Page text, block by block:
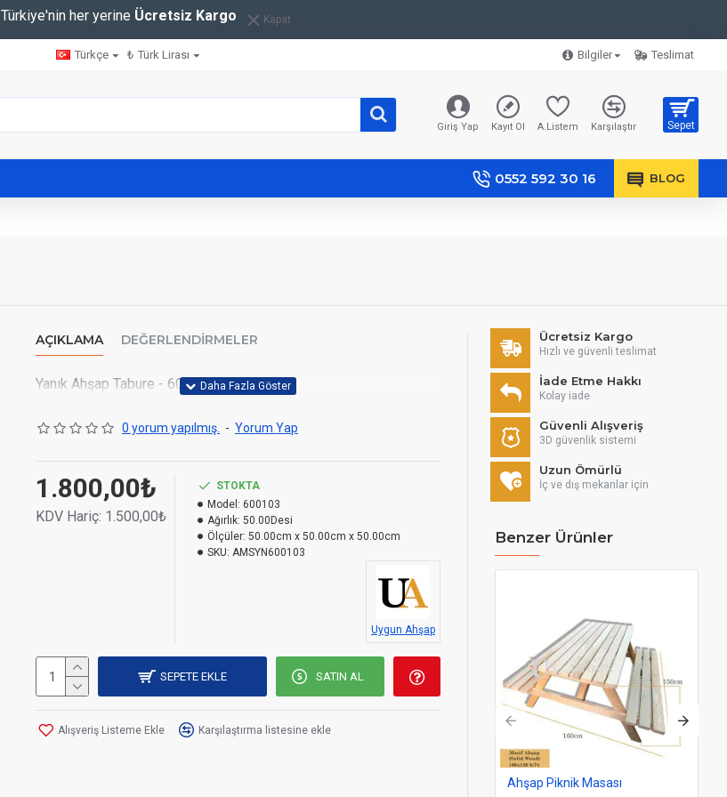
Türkiye'nin her yerine Ücretsiz Kargo Kapat
Türkçe ₺ Türk Lirası Bilgiler Teslimat
Giriş Yap Kayıt Ol A.Listem Karşılaştır Sepet
0552 592 30 16 BLOG
AÇIKLAMA DEĞERLENDIRMELER
Yanık Ahşap Tabure - 600103 -
0 yorum yapılmış. - Yorum Yap
1.800,00₺
KDV Hariç: 1.500,00₺
STOKTA
Model: 600103
Ağırlık: 50.00Desi
Ölçüler: 50.00cm x 50.00cm x 50.00cm
SKU: AMSYN600103
Uygun Ahşap
SEPETE EKLE SATIN AL
Alışveriş Listeme Ekle Karşılaştırma listesine ekle
Ücretsiz Kargo
Hızlı ve güvenli teslimat
İade Etme Hakkı
Kolay iade
Güvenli Alışveriş
3D güvenlik sistemi
Uzun Ömürlü
İç ve dış mekanlar için
Benzer Ürünler
Ahşap Piknik Masası